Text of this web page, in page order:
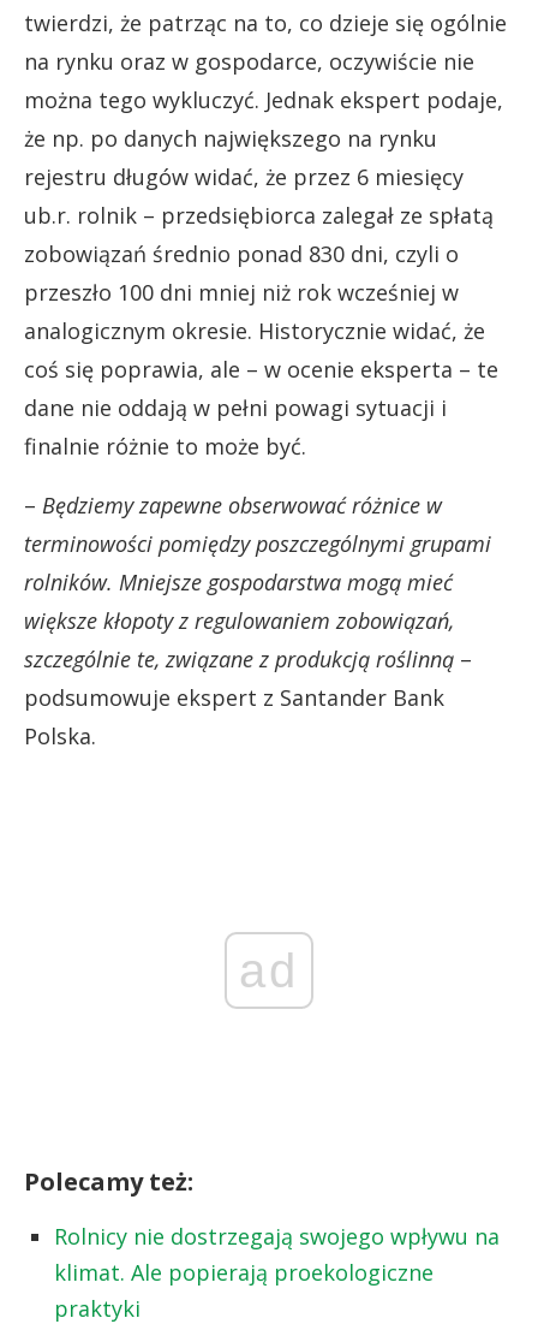
twierdzi, że patrząc na to, co dzieje się ogólnie
na rynku oraz w gospodarce, oczywiście nie
można tego wykluczyć. Jednak ekspert podaje,
że np. po danych największego na rynku
rejestru długów widać, że przez 6 miesięcy
ub.r. rolnik – przedsiębiorca zalegał ze spłatą
zobowiązań średnio ponad 830 dni, czyli o
przeszło 100 dni mniej niż rok wcześniej w
analogicznym okresie. Historycznie widać, że
coś się poprawia, ale – w ocenie eksperta – te
dane nie oddają w pełni powagi sytuacji i
finalnie różnie to może być.
– Będziemy zapewne obserwować różnice w
terminowości pomiędzy poszczególnymi grupami
rolników. Mniejsze gospodarstwa mogą mieć
większe kłopoty z regulowaniem zobowiązań,
szczególnie te, związane z produkcją roślinną –
podsumowuje ekspert z Santander Bank
Polska.
ad
Polecamy też:
Rolnicy nie dostrzegają swojego wpływu na
klimat. Ale popierają proekologiczne
praktyki